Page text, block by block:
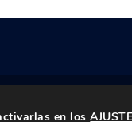
en los